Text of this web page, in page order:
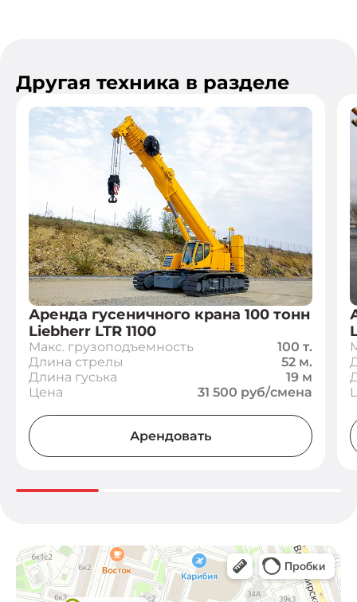
Другая техника в разделе
Аренда гусеничного крана 100 тонн
Liebherr LTR 1100
Макс. грузоподъемность
100 т.
Длина стрелы
52 м.
Длина гуська
19 м
Цена
31 500 руб/смена
Арендовать